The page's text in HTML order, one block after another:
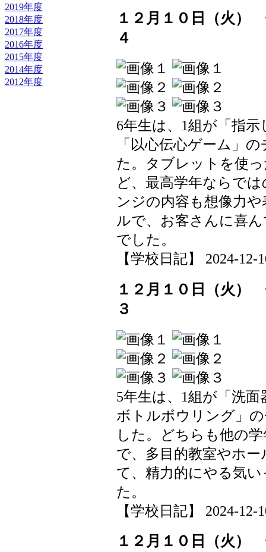
2019年度
2018年度
2017年度
2016年度
2015年度
2014年度
2012年度
１２月１０日（火
４
6年生は、1組が「指
「以心伝心ゲーム」
た。タブレットを使
ど、最高学年ならで
ンジの内容も想像力
ルで、お客さんに喜
でした。
【学校日記】 2024-12-
１２月１０日（火
３
5年生は、1組が「洗
ボトルボウリング」
した。どちらも他の
で、多目的教室やホ
て、精力的にやる気
た。
【学校日記】 2024-12-
１２月１０日（火